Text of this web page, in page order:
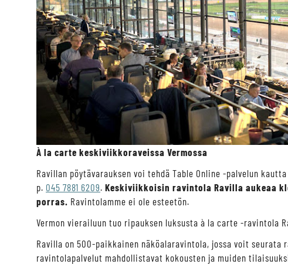
À la carte keskiviikkoraveissa Vermossa
Ravillan pöytävarauksen voi tehdä Table Online -palvelun
p. 045 7881 6209. Keskiviikkoisin ravintola Ravilla aukeaa
porras. Ravintolamme ei ole esteetön.
Vermon vierailuun tuo ripauksen luksusta à la carte -ravintola
Ravilla on 500-paikkainen näköalaravintola, jossa voit seurata
ravintolapalvelut mahdollistavat kokousten ja muiden